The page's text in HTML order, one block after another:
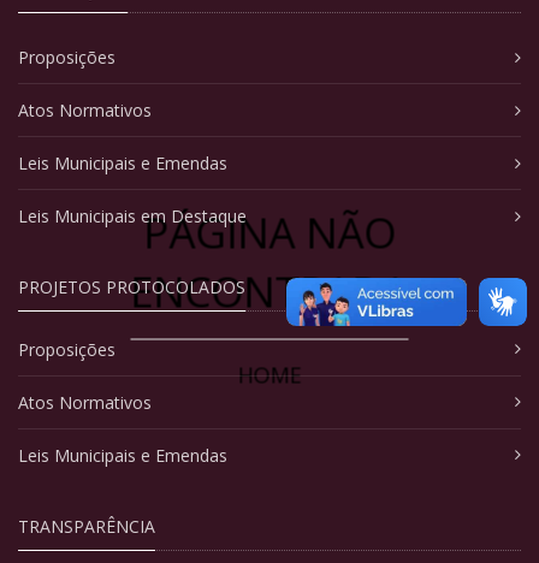
PÁGINA NÃO
ENCONTRADA
HOME
Proposições
Atos Normativos
Leis Municipais e Emendas
Leis Municipais em Destaque
PROJETOS PROTOCOLADOS
Proposições
Atos Normativos
Leis Municipais e Emendas
TRANSPARÊNCIA